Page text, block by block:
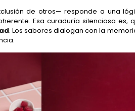
de otros— responde a una
Esa curaduría silenciosa
. Los sabores dialogan con la